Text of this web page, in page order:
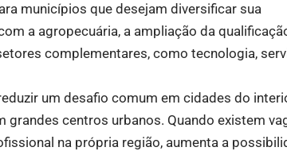
municípios que desejam diversificar sua
a agropecuária, a ampliação da
complementares, como tecnologia,
um desafio comum em cidades do
centros urbanos. Quando existem
na própria região, aumenta a